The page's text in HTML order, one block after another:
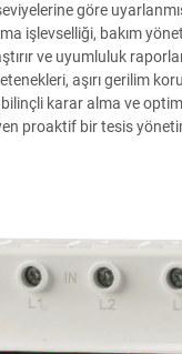
göre
işlevselliği, bakım
ve uyumluluk
aşırı gerilim
karar alma ve
proaktif bir tesis